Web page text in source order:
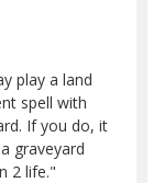
play a land
spell with
If you do, it
graveyard
2 life."